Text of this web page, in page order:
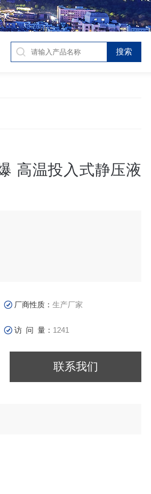
高温投入式静压液
厂商性质：生产厂家
访 问 量： 1241
联系我们